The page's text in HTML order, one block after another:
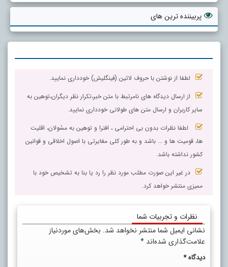
پربیننده ترین های
لطفا از نوشتن با حروف لاتین (فینگلیش) خودداری نمایید.
از ارسال دیدگاه های نامرتبط با متن خبر،تکرار نظر دیگران،توهین به
سایر کاربران و ارسال متن های طولانی خودداری نمایید.
لطفا نظرات بدون بی احترامی ، افترا و توهین به مسٔولان، اقلیت
ها، قومیت ها و ... باشد و به طور کلی مغایرتی با اصول اخلاقی و قوانین
کشور نداشته باشد.
در غیر این صورت مطلب مورد نظر را رد یا بنا به تشخیص خود با
ممیزی منتشر خواهد کرد.
نظرات و تجربیات شما
نشانی ایمیل شما منتشر نخواهد شد. بخش‌های موردنیاز
علامت‌گذاری شده‌اند *
دیدگاه*